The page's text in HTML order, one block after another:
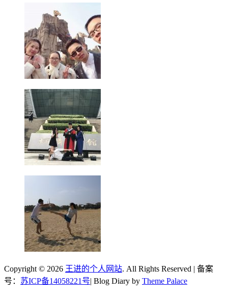
Copyright © 2026 王进的个人网站. All Rights Reserved | 备案
号： 苏ICP备14058221号 | Blog Diary by Theme Palace